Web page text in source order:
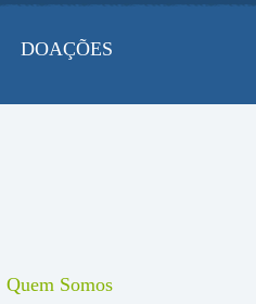
DOAÇÕES
Quem Somos